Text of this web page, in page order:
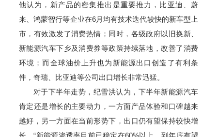
他认为，新产品的密集推出是重要推力，比亚迪、蔚
来、鸿蒙智行等企业在6月均有技术迭代较快的新车型上
市，有效激发了消费热情；同时，各级政府以旧换新、
新能源汽车下乡及消费券等政策持续落地，改善了消费
环境；而全球油价上升也为新能源出口创造了有利条
件，奇瑞、比亚迪等公司出口增长非常迅猛。
对于下半年走势，纪雪洪认为，下半年新能源汽车
肯定还是增长的主要动力，一方面产品体验和口碑越来
越好，另一方面在当前形势下，出口仍有望保持较快增
长。“新能源渗透率目前已稳定在60%以上，到年底有望